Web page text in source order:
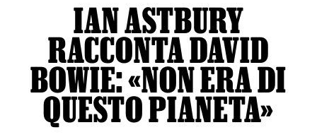
IAN ASTBURY
RACCONTA DAVID
BOWIE: «NON ERA DI
QUESTO PIANETA»